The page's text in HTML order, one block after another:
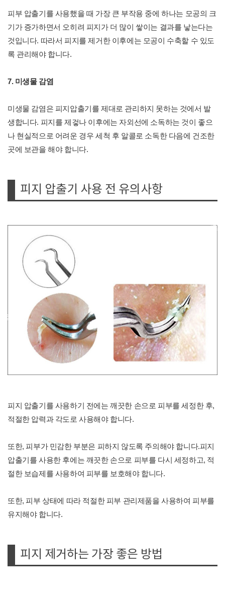
피부 압출기를 사용했을 때 가장 큰 부작용 중에 하나는 모공의 크
기가 증가하면서 오히려 피지가 더 많이 쌓이는 결과를 낳는다는
것입니다. 따라서 피지를 제거한 이후에는 모공이 수축할 수 있도
록 관리해야 합니다.
7. 미생물 감염
미생물 감염은 피지압출기를 제대로 관리하지 못하는 것에서 발
생합니다. 피지를 제겋나 이후에는 자외선에 소독하는 것이 좋으
나 현실적으로 어려운 경우 세척 후 알콜로 소독한 다음에 건조한
곳에 보관을 해야 합니다.
피지 압출기 사용 전 유의사항
피지 압출기를 사용하기 전에는 깨끗한 손으로 피부를 세정한 후,
적절한 압력과 각도로 사용해야 합니다.
또한, 피부가 민감한 부분은 피하지 않도록 주의해야 합니다.피지
압출기를 사용한 후에는 깨끗한 손으로 피부를 다시 세정하고, 적
절한 보습제를 사용하여 피부를 보호해야 합니다.
또한, 피부 상태에 따라 적절한 피부 관리제품을 사용하여 피부를
유지해야 합니다.
피지 제거하는 가장 좋은 방법